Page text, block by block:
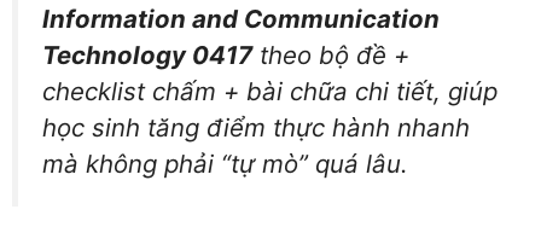
Information and Communication
Technology 0417theo bộ đề +
checklist chấm + bài chữa chi tiết, giúp
học sinh tăng điểm thực hành nhanh
mà không phải “tự mò” quá lâu.